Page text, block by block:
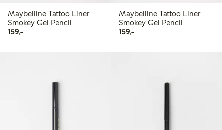
Maybelline Tattoo Liner
Smokey Gel Pencil
159,-159,00 kr
Maybelline Tattoo Liner
Smokey Gel Pencil
159,-159,00 kr